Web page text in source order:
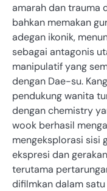
amarah dan trauma
bahkan memakan
adegan ikonik,
sebagai antagonis
manipulatif yang
dengan Dae-su.
pendukung wanita
dengan chemistry
wook berhasil
mengeksplorasi sisi
ekspresi dan
terutama
difilmkan dalam